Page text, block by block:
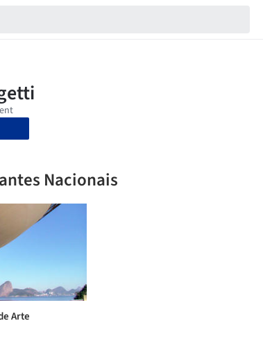
Nacionais
Arte